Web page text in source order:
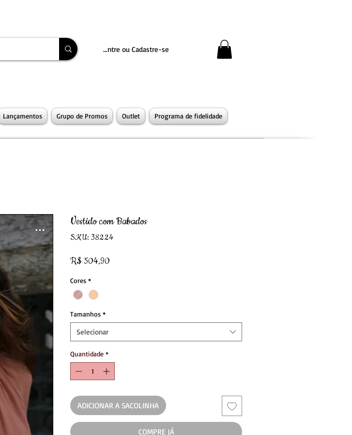
Entre ou Cadastre-se
Lançamentos Grupo de Promos Outlet Programa de fidelidade
Vestido com Babados
SKU: 38224
R$ 504,90
Cores *
Tamanhos *
Selecionar
Quantidade *
ADICIONAR A SACOLINHA
COMPRE JÁ